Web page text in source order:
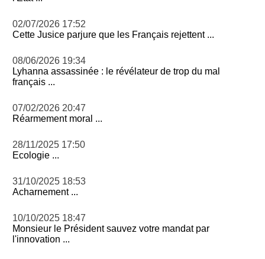
02/07/2026 17:52
Cette Jusice parjure que les Français rejettent ...
08/06/2026 19:34
Lyhanna assassinée : le révélateur de trop du mal
français ...
07/02/2026 20:47
Réarmement moral ...
28/11/2025 17:50
Ecologie ...
31/10/2025 18:53
Acharnement ...
10/10/2025 18:47
Monsieur le Président sauvez votre mandat par
l'innovation ...